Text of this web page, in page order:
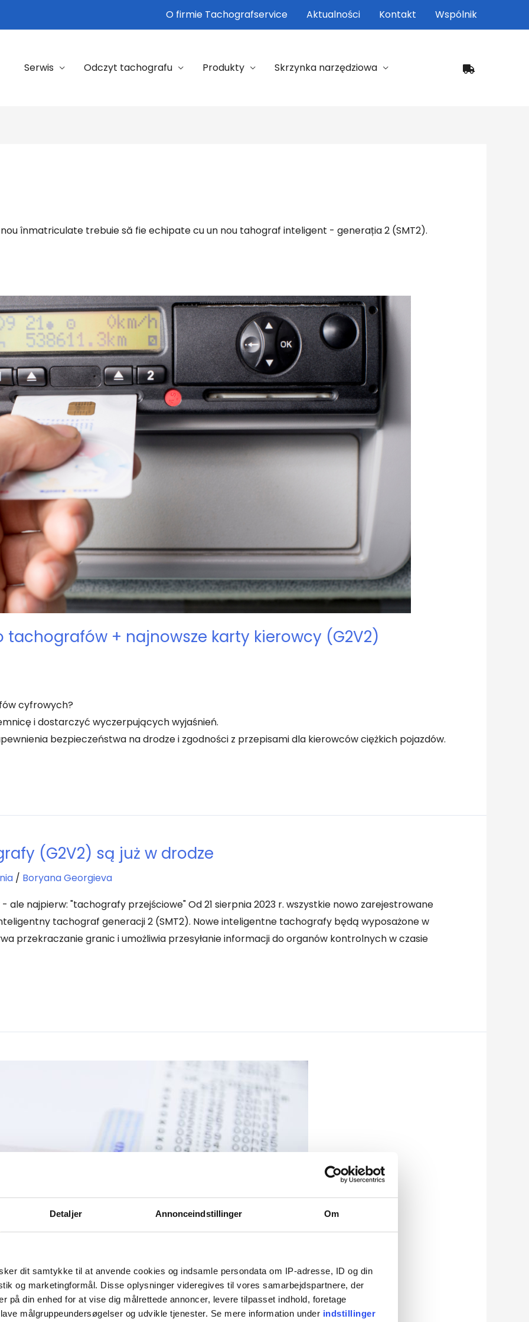
Detaljer Annonceindstillinger Om
dit samtykke til at anvende cookies og indsamle persondata om IP-adresse, ID og din
og marketingformål. Disse oplysninger videregives til vores samarbejdspartnere, der
på din enhed for at vise dig målrettede annoncer, levere tilpasset indhold, foretage
målgruppeundersøgelser og udvikle tjenester. Se mere information under indstillinger
O firmie Tachografservice Aktualności Kontakt Wspólnik
Serwis Odczyt tachografu Produkty Skrzynka narzędziowa
nou înmatriculate trebuie să fie echipate cu un nou tahograf inteligent - generația 2 (SMT2).
tachografów + najnowsze karty kierowcy (G2V2)
cyfrowych?
i dostarczyć wyczerpujących wyjaśnień.
bezpieczeństwa na drodze i zgodności z przepisami dla kierowców ciężkich pojazdów.
(G2V2) są już w drodze
/ Boryana Georgieva
najpierw: "tachografy przejściowe" Od 21 sierpnia 2023 r. wszystkie nowo zarejestrowane
tachograf generacji 2 (SMT2). Nowe inteligentne tachografy będą wyposażone w
przekraczanie granic i umożliwia przesyłanie informacji do organów kontrolnych w czasie